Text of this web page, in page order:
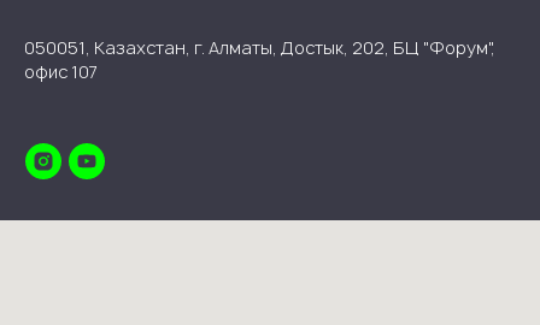
050051, Казахстан, г. Алматы, Достык, 202, БЦ "Форум",
офис 107